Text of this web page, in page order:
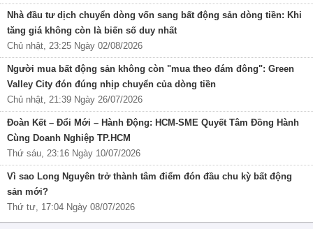
Nhà đầu tư dịch chuyển dòng vốn sang bất động sản dòng tiền: Khi
tăng giá không còn là biến số duy nhất
Chủ nhật, 23:25 Ngày 02/08/2026
Người mua bất động sản không còn "mua theo đám đông": Green
Valley City đón đúng nhịp chuyển của dòng tiền
Chủ nhật, 21:39 Ngày 26/07/2026
Đoàn Kết – Đổi Mới – Hành Động: HCM-SME Quyết Tâm Đồng Hành
Cùng Doanh Nghiệp TP.HCM
Thứ sáu, 23:16 Ngày 10/07/2026
Vì sao Long Nguyên trở thành tâm điểm đón đầu chu kỳ bất động
sản mới?
Thứ tư, 17:04 Ngày 08/07/2026